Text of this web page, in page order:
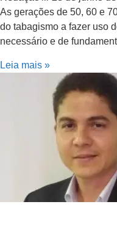
As gerações de 50, 60 e
do tabagismo a fazer uso
necessário e de
Leia mais »